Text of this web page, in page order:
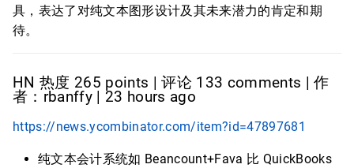
具，表达了对纯文本图形设计及其未来潜力的肯定和期
待。
HN 热度 265 points | 评论 133 comments | 作
者：rbanffy | 23 hours ago
https://news.ycombinator.com/item?id=47897681
纯文本会计系统如 Beancount+Fava 比 QuickBooks